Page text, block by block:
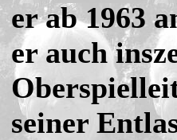
er ab 1963
er auch
seiner